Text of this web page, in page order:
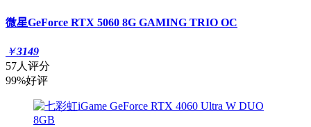
微星GeForce RTX 5060 8G GAMING TRIO OC
￥3149
57人评分
99%好评